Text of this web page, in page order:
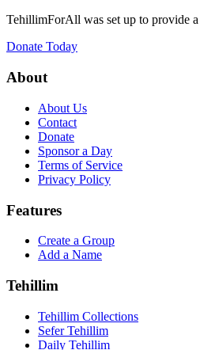
TehillimForAll was set up to provide
Donate Today
About
About Us
Contact
Donate
Sponsor a Day
Terms of Service
Privacy Policy
Features
Create a Group
Add a Name
Tehillim
Tehillim Collections
Sefer Tehillim
Daily Tehillim